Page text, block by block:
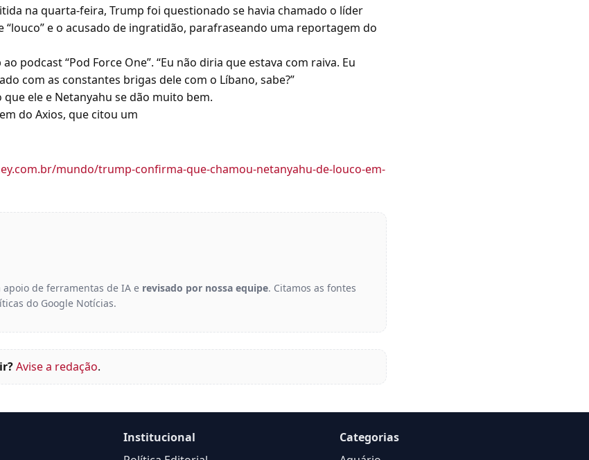
na quarta-feira, Trump foi questionado se havia chamado o líder
“louco” e o acusado de ingratidão, parafraseando uma reportagem do
podcast “Pod Force One”. “Eu não diria que estava com raiva. Eu
com as constantes brigas dele com o Líbano, sabe?”
ele e Netanyahu se dão muito bem.
do Axios, que citou um
mundo/trump-confirma-que-chamou-netanyahu-de-louco-em-
de ferramentas de IA e revisado por nossa equipe. Citamos as fontes
do Google Notícias.
Avise a redação.
Institucional
Categorias